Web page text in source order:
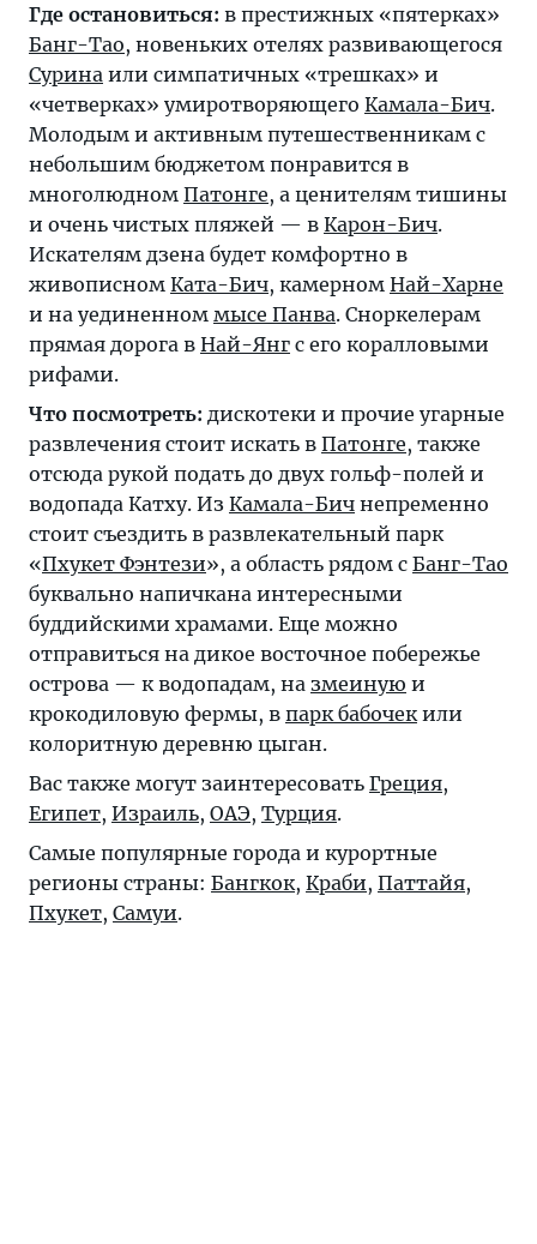
Где остановиться: в престижных «пятерках»
Банг-Тао, новеньких отелях развивающегося
Сурина или симпатичных «трешках» и
«четверках» умиротворяющего Камала-Бич.
Молодым и активным путешественникам с
небольшим бюджетом понравится в
многолюдном Патонге, а ценителям тишины
и очень чистых пляжей — в Карон-Бич.
Искателям дзена будет комфортно в
живописном Ката-Бич, камерном Най-Харне
и на уединенном мысе Панва. Сноркелерам
прямая дорога в Най-Янг с его коралловыми
рифами.
Что посмотреть: дискотеки и прочие угарные
развлечения стоит искать в Патонге, также
отсюда рукой подать до двух гольф-полей и
водопада Катху. Из Камала-Бич непременно
стоит съездить в развлекательный парк
«Пхукет Фэнтези», а область рядом с Банг-Тао
буквально напичкана интересными
буддийскими храмами. Еще можно
отправиться на дикое восточное побережье
острова — к водопадам, на змеиную и
крокодиловую фермы, в парк бабочек или
колоритную деревню цыган.
Вас также могут заинтересовать Греция,
Египет, Израиль, ОАЭ, Турция.
Самые популярные города и курортные
регионы страны: Бангкок, Краби, Паттайя,
Пхукет, Самуи.